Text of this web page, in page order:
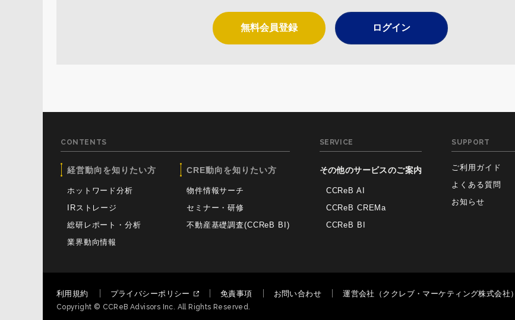
無料会員登録 ログイン
CONTENTS
経営動向を知りたい方
ホットワード分析
IRストレージ
総研レポート・分析
業界動向情報
CRE動向を知りたい方
物件情報サーチ
セミナー・研修
不動産基礎調査(CCReB BI)
SERVICE
その他のサービスのご案内
CCReB AI
CCReB CREMa
CCReB BI
SUPPORT
ご利用ガイド
よくある質問
お知らせ
利用規約 プライバシーポリシー 免責事項 お問い合わせ 運営会社（ククレブ・マーケティング株式会社）
Copyright © CCReB Advisors Inc. All Rights Reserved.